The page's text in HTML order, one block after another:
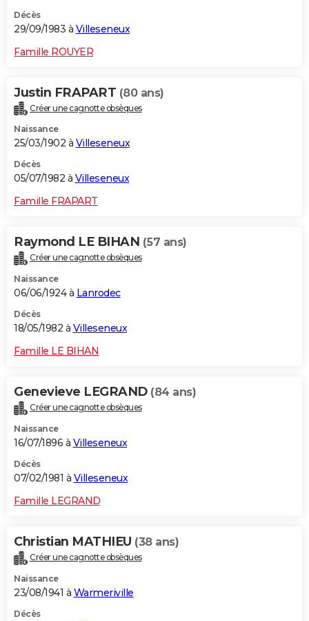
Décès
29/09/1983 à Villeseneux
Famille ROUYER
Justin FRAPART (80 ans)
Créer une cagnotte obsèques
Naissance
25/03/1902 à Villeseneux
Décès
05/07/1982 à Villeseneux
Famille FRAPART
Raymond LE BIHAN (57 ans)
Créer une cagnotte obsèques
Naissance
06/06/1924 à Lanrodec
Décès
18/05/1982 à Villeseneux
Famille LE BIHAN
Genevieve LEGRAND (84 ans)
Créer une cagnotte obsèques
Naissance
16/07/1896 à Villeseneux
Décès
07/02/1981 à Villeseneux
Famille LEGRAND
Christian MATHIEU (38 ans)
Créer une cagnotte obsèques
Naissance
23/08/1941 à Warmeriville
Décès